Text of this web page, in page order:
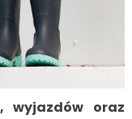
wyjazdów oraz